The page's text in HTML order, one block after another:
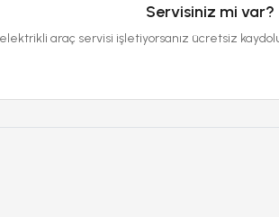
Servisiniz mi var?
araç servisi işletiyorsanız ücretsiz